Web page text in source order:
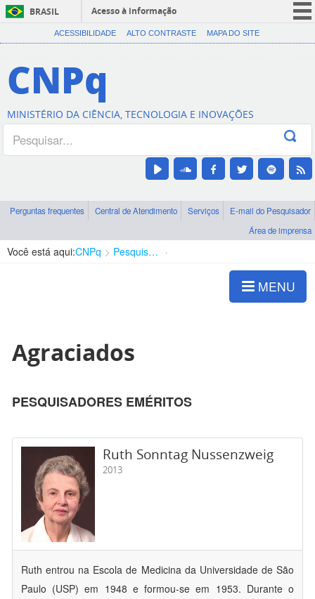
BRASIL
Acesso à informação
CORONAVÍRUS (COVID-19)
Canais
ACESSIBILIDADE ALTO CONTRASTE MAPA DO SITE
CNPq
MINISTÉRIO DA CIÊNCIA, TECNOLOGIA E INOVAÇÕES
Perguntas frequentes Central de Atendimento Serviços
E-mail do Pesquisador
Área de imprensa
Você está aqui:CNPq Pesquisador Emérito
MENU
Agraciados
PESQUISADORES EMÉRITOS
Ruth Sonntag Nussenzweig
2013
Ruth entrou na Escola de Medicina da Universidade de São
Paulo (USP) em 1948 e formou-se em 1953. Durante o